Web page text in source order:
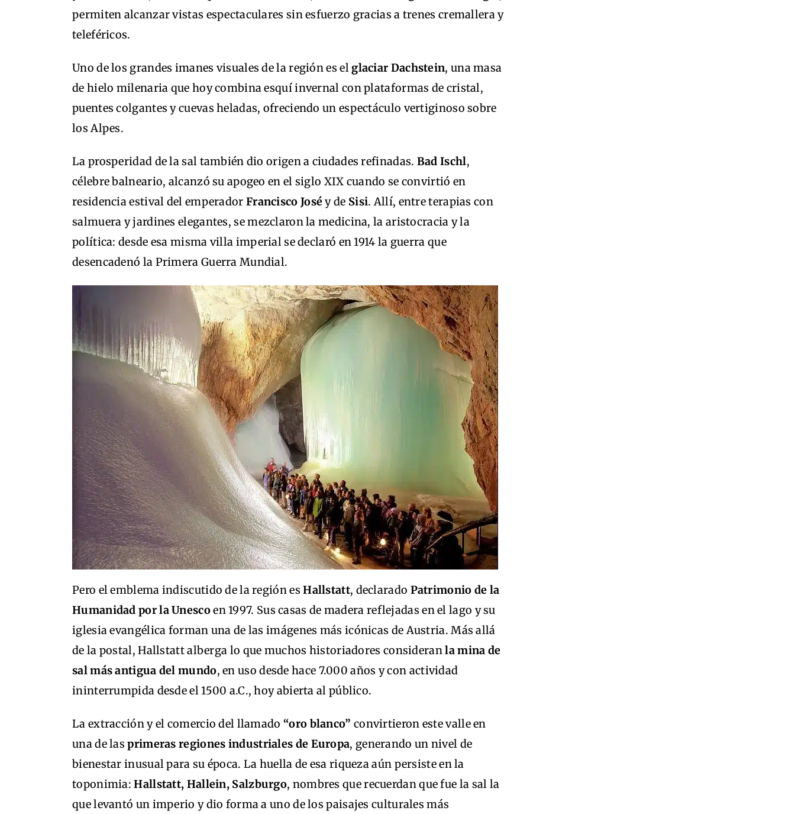
permiten alcanzar vistas espectaculares sin esfuerzo gracias a trenes cremallera y
teleféricos.
Uno de los grandes imanes visuales de la región es elglaciar Dachstein, una masa
de hielo milenaria que hoy combina esquí invernal con plataformas de cristal,
puentes colgantes y cuevas heladas, ofreciendo un espectáculo vertiginoso sobre
los Alpes.
La prosperidad de la sal también dio origen a ciudades refinadas. Bad Ischl,
célebre balneario, alcanzó su apogeo en el siglo XIX cuando se convirtió en
residencia estival del emperador Francisco Joséy de Sisi. Allí, entre terapias con
salmuera y jardines elegantes, se mezclaron la medicina, la aristocracia y la
política: desde esa misma villa imperial se declaró en 1914 la guerra que
desencadenó la Primera Guerra Mundial.
Pero el emblema indiscutido de la región esHallstatt, declarado Patrimonio de la
Humanidad por la Unescoen 1997. Sus casas de madera reflejadas en el lago y su
iglesia evangélica forman una de las imágenes más icónicas de Austria. Más allá
de la postal, Hallstatt alberga lo que muchos historiadores consideranla mina de
sal más antigua del mundo, en uso desde hace 7.000 años y con actividad
ininterrumpida desde el 1500 a.C., hoy abierta al público.
La extracción y el comercio del llamado “oro blanco” convirtieron este valle en
una de lasprimeras regiones industriales de Europa, generando un nivel de
bienestar inusual para su época. La huella de esa riqueza aún persiste en la
toponimia:Hallstatt, Hallein, Salzburgo, nombres que recuerdan que fue la sal la
que levantó un imperio y dio forma a uno de los paisajes culturales más